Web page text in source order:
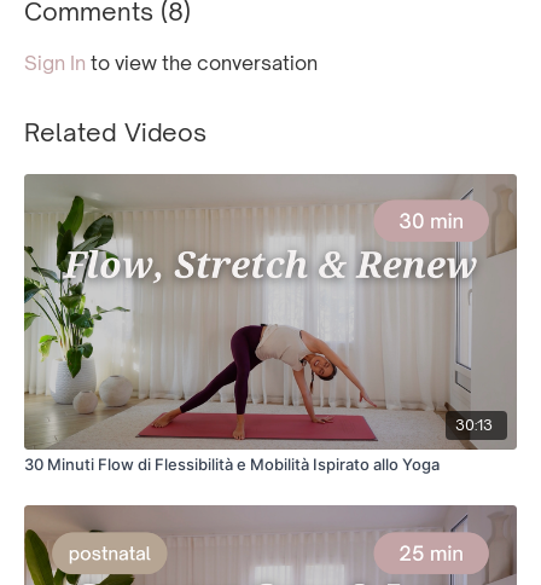
Comments (8)
Sign In to view the conversation
Related Videos
30:13
30 Minuti Flow di Flessibilità e Mobilità Ispirato allo Yoga